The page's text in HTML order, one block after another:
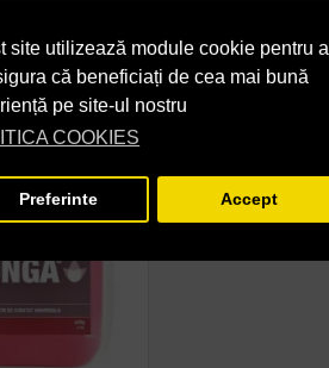
site utilizează module cookie pentru a
că beneficiați de cea mai bună
pe site-ul nostru
COOKIES
Preferinte Accept